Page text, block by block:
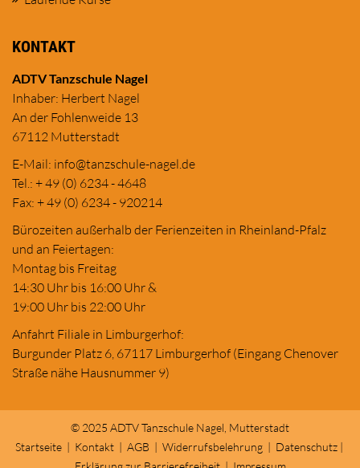
KONTAKT
ADTV Tanzschule Nagel
Inhaber: Herbert Nagel
An der Fohlenweide 13
67112 Mutterstadt
E-Mail: info@tanzschule-nagel.de
Tel.: + 49 (0) 6234 - 4648
Fax: + 49 (0) 6234 - 920214
Bürozeiten außerhalb der Ferienzeiten in Rheinland-Pfalz
und an Feiertagen:
Montag bis Freitag
14:30 Uhr bis 16:00 Uhr &
19:00 Uhr bis 22:00 Uhr
Anfahrt Filiale in Limburgerhof:
Burgunder Platz 6, 67117 Limburgerhof (Eingang Chenover
Straße nähe Hausnummer 9)
© 2025 ADTV Tanzschule Nagel, Mutterstadt
Startseite| Kontakt| AGB | Widerrufsbelehrung| Datenschutz|